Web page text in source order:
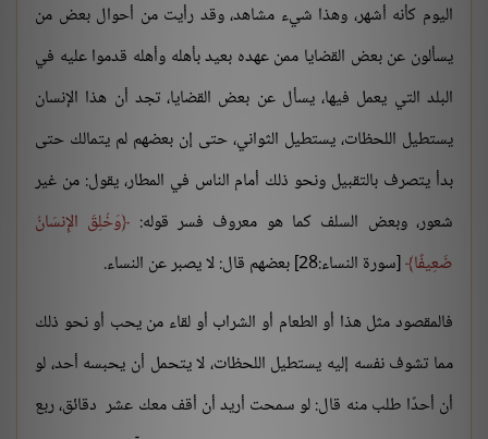
اليوم كأنه أشهر، وهذا شيء مشاهد، وقد رأيت من أحوال بعض من
يسألون عن بعض القضايا ممن عهده بعيد بأهله وأهله قدموا عليه في
البلد التي يعمل فيها، يسأل عن بعض القضايا، تجد أن هذا الإنسان
يستطيل اللحظات، يستطيل الثواني، حتى إن بعضهم لم يتمالك حتى
بدأ يتصرف بالتقبيل ونحو ذلك أمام الناس في المطار، يقول: من غير
شعور، وبعض السلف كما هو معروف فسر قوله:
وَخُلِقَ الإِنسَانُ
ضَعِيفًا [سورة النساء:28] بعضهم قال: لا يصبر عن النساء.
فالمقصود مثل هذا أو الطعام أو الشراب أو لقاء من يحب أو نحو ذلك
مما تشوف نفسه إليه يستطيل اللحظات، لا يتحمل أن يحبسه أحد، لو
أن أحدًا طلب منه قال: لو سمحت أريد أن أقف معك عشر دقائق، ربع